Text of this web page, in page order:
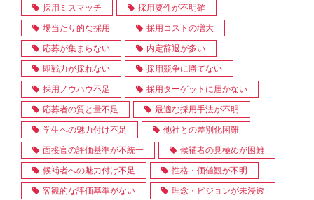
採用ミスマッチ 採用要件が不明確
場当たり的な採用 採用コストの増大
応募が集まらない 内定辞退が多い
即戦力が採れない 採用競争に勝てない
採用ノウハウ不足 採用ターゲットに届かない
応募者の質と量不足 最適な採用手法が不明
学生への魅力付け不足 他社との差別化困難
面接官の評価基準が不統一 候補者の見極めが困難
候補者への魅力付け不足 性格・価値観が不明
客観的な評価基準がない 理念・ビジョンが未浸透